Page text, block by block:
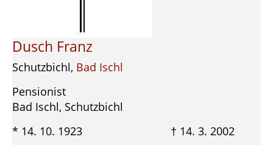
Dusch Franz
Schutzbichl, Bad Ischl
Pensionist
Bad Ischl, Schutzbichl
* 14. 10. 1923 † 14. 3. 2002